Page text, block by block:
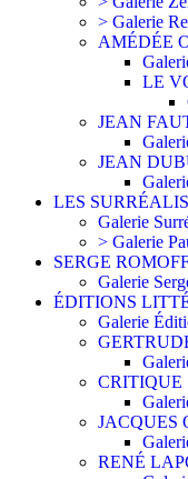
> Galerie
AMÉDÉE
LE
JEAN
JEAN
LES
Galerie
> Galerie
SERGE
Galerie
ÉDITIONS
Galerie
CRITIQUE
JACQUES
RENÉ